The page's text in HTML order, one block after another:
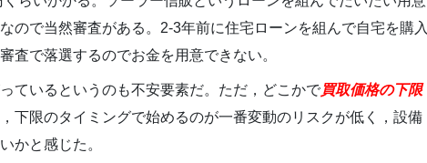
ので当然審査がある。2-3年前に住宅ローンを組んで自宅を購入
査で落選するのでお金を用意できない。
ているというのも不安要素だ。ただ，どこかで買取価格の下限
下限のタイミングで始めるのが一番変動のリスクが低く，設備
かと感じた。